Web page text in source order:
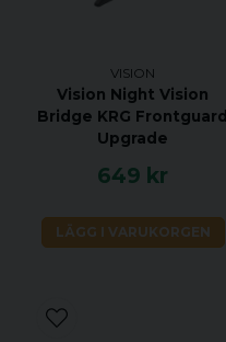
VISION
Vision Night Vision
Bridge KRG Frontguard
Upgrade
649 kr
LÄGG I VARUKORGEN